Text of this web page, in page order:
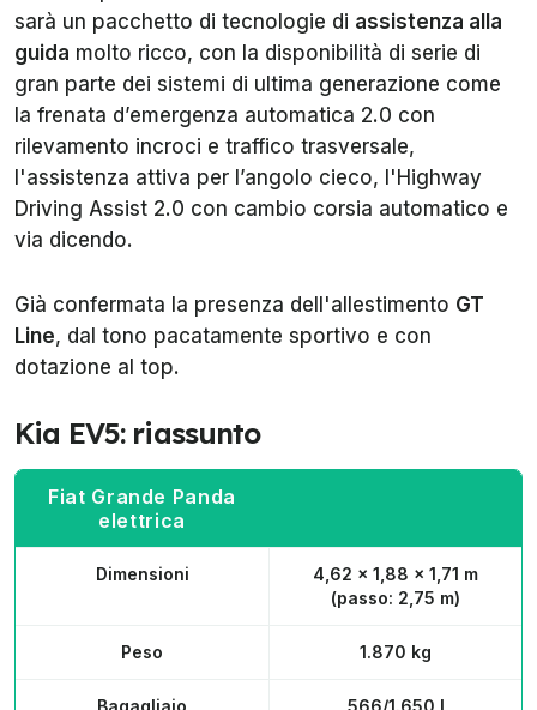
sarà un pacchetto di tecnologie di assistenza alla
guida molto ricco, con la disponibilità di serie di
gran parte dei sistemi di ultima generazione come
la frenata d’emergenza automatica 2.0 con
rilevamento incroci e traffico trasversale,
l'assistenza attiva per l’angolo cieco, l'Highway
Driving Assist 2.0 con cambio corsia automatico e
via dicendo.
Già confermata la presenza dell'allestimento GT
Line, dal tono pacatamente sportivo e con
dotazione al top.
Kia EV5: riassunto
Fiat Grande Panda
elettrica
Dimensioni
4,62 x 1,88 x 1,71 m
(passo: 2,75 m)
Peso 1.870 kg